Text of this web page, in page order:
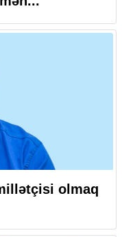
olmaq